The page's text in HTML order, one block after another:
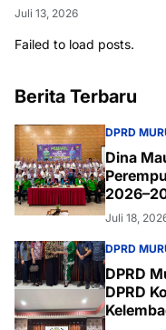
Juli 13, 2026
Failed to load posts.
Berita Terbaru
DPRD
Dina
Juli 18,
DPRD
DPRD
DPRD